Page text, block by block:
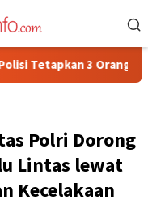
Baru Kasus
Polri Dorong
Lintas lewat
Kecelakaan